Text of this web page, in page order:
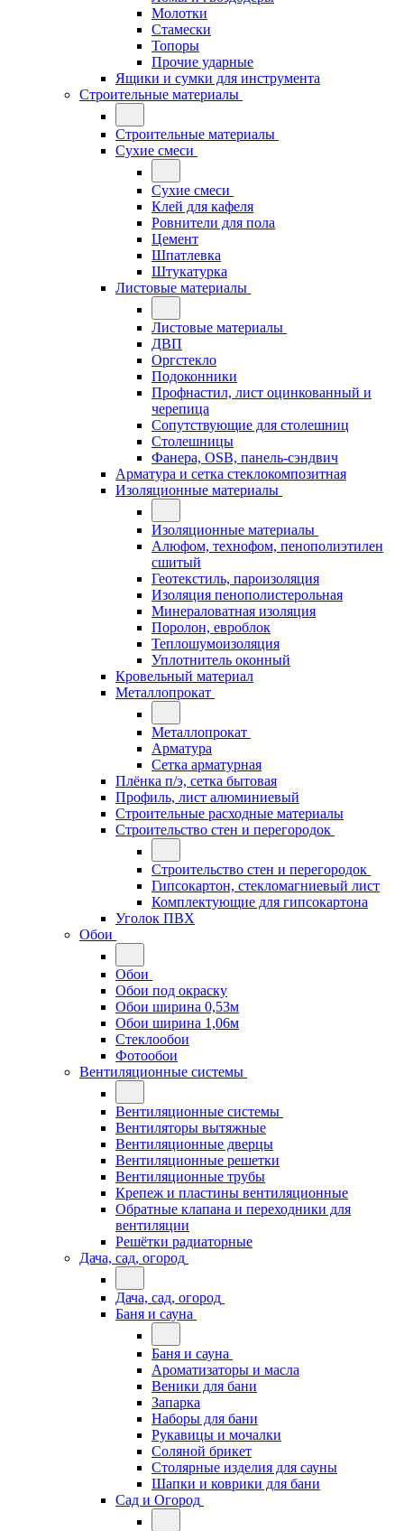
Молотки
Стамески
Топоры
Прочие ударные
Ящики и сумки для инструмента
Строительные материалы
Строительные материалы
Сухие смеси
Сухие смеси
Клей для кафеля
Ровнители для пола
Цемент
Шпатлевка
Штукатурка
Листовые материалы
Листовые материалы
ДВП
Оргстекло
Подоконники
Профнастил, лист оцинкованный и
черепица
Сопутствующие для столешниц
Столешницы
Фанера, OSB, панель-сэндвич
Арматура и сетка стеклокомпозитная
Изоляционные материалы
Изоляционные материалы
Алюфом, технофом, пенополиэтилен
сшитый
Геотекстиль, пароизоляция
Изоляция пенополистерольная
Минераловатная изоляция
Поролон, евроблок
Теплошумоизоляция
Уплотнитель оконный
Кровельный материал
Металлопрокат
Металлопрокат
Арматура
Сетка арматурная
Плёнка п/э, сетка бытовая
Профиль, лист алюминиевый
Строительные расходные материалы
Строительство стен и перегородок
Строительство стен и перегородок
Гипсокартон, стекломагниевый лист
Комплектующие для гипсокартона
Уголок ПВХ
Обои
Обои
Обои под окраску
Обои ширина 0,53м
Обои ширина 1,06м
Стеклообои
Фотообои
Вентиляционные системы
Вентиляционные системы
Вентиляторы вытяжные
Вентиляционные дверцы
Вентиляционные решетки
Вентиляционные трубы
Крепеж и пластины вентиляционные
Обратные клапана и переходники для
вентиляции
Решётки радиаторные
Дача, сад, огород
Дача, сад, огород
Баня и сауна
Баня и сауна
Ароматизаторы и масла
Веники для бани
Запарка
Наборы для бани
Рукавицы и мочалки
Соляной брикет
Столярные изделия для сауны
Шапки и коврики для бани
Сад и Огород